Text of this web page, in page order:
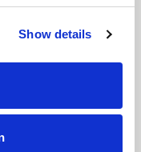
Show details
circulaire et la
apparition au